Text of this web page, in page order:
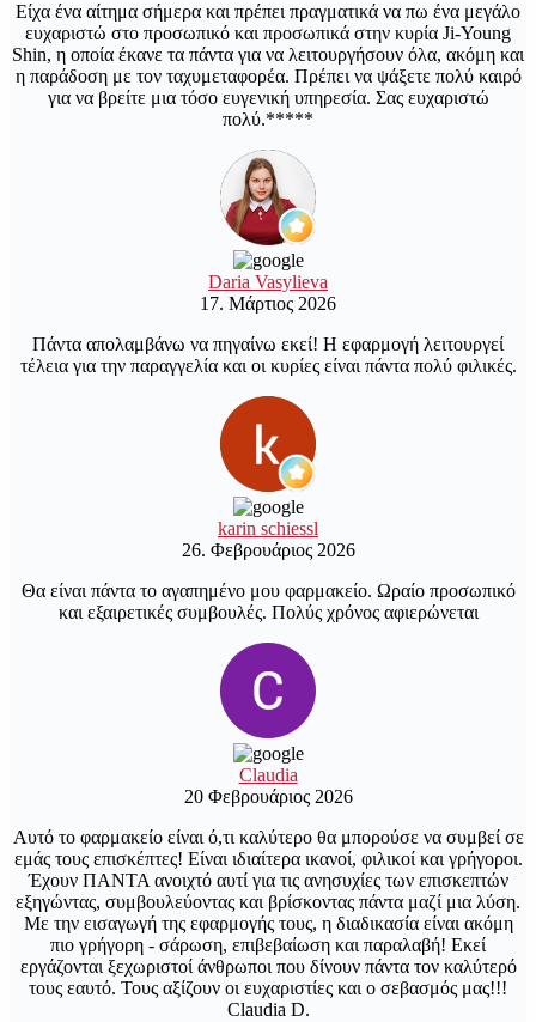
Είχα ένα αίτημα σήμερα και πρέπει πραγματικά να πω ένα μεγάλο
ευχαριστώ στο προσωπικό και προσωπικά στην κυρία Ji-Young
Shin, η οποία έκανε τα πάντα για να λειτουργήσουν όλα, ακόμη και
η παράδοση με τον ταχυμεταφορέα. Πρέπει να ψάξετε πολύ καιρό
για να βρείτε μια τόσο ευγενική υπηρεσία. Σας ευχαριστώ
πολύ.*****
Daria Vasylieva
17. Μάρτιος 2026
Πάντα απολαμβάνω να πηγαίνω εκεί! Η εφαρμογή λειτουργεί
τέλεια για την παραγγελία και οι κυρίες είναι πάντα πολύ φιλικές.
karin schiessl
26. Φεβρουάριος 2026
Θα είναι πάντα το αγαπημένο μου φαρμακείο. Ωραίο προσωπικό
και εξαιρετικές συμβουλές. Πολύς χρόνος αφιερώνεται
Claudia
20 Φεβρουάριος 2026
Αυτό το φαρμακείο είναι ό,τι καλύτερο θα μπορούσε να συμβεί σε
εμάς τους επισκέπτες! Είναι ιδιαίτερα ικανοί, φιλικοί και γρήγοροι.
Έχουν ΠΑΝΤΑ ανοιχτό αυτί για τις ανησυχίες των επισκεπτών
εξηγώντας, συμβουλεύοντας και βρίσκοντας πάντα μαζί μια λύση.
Με την εισαγωγή της εφαρμογής τους, η διαδικασία είναι ακόμη
πιο γρήγορη - σάρωση, επιβεβαίωση και παραλαβή! Εκεί
εργάζονται ξεχωριστοί άνθρωποι που δίνουν πάντα τον καλύτερό
τους εαυτό. Τους αξίζουν οι ευχαριστίες και ο σεβασμός μας!!!
Claudia D.